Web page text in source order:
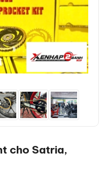
cho Satria,